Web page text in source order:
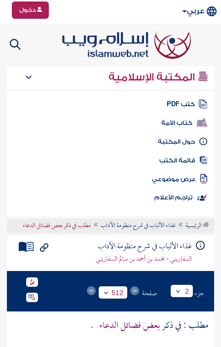
عربي دخول
المكتبة الإسلامية
كتب PDF
كتاب الأمة
المكتبة
الكتب
موضوعي
تراجم الأعلام
الرئيسية غذاء الألباب في شرح منظومة الآداب مطلب في ذكر بعض فضائل الدعاء
غذاء الألباب في شرح منظومة الآداب
السفاريني - محمد بن أحمد بن سالم السفاريني
جزء 2 صفحة 512
مطلب : في ذكربعض فضائل الدعاء .